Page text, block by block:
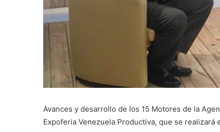
Avances y desarrollo de los 15 Motores de la
Expoferia Venezuela Productiva, que se